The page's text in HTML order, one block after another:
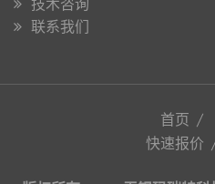
技术咨询
联系我们
首页
快速报价